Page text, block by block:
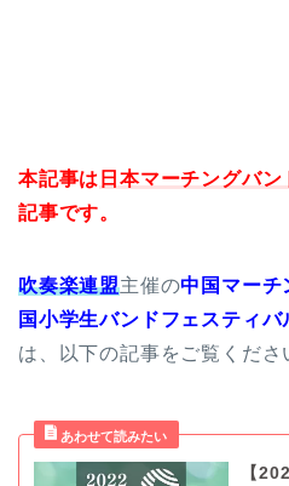
本記事は 日本マーチングバン
記事です。
吹奏楽連盟主催の中国 マーチ
国小学生バンドフェスティバ
は、以下の記事をご覧くださ
【